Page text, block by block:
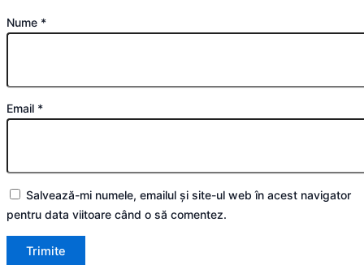
Nume *
Email *
Salvează-mi numele, emailul și site-ul web în acest navigator
pentru data viitoare când o să comentez.